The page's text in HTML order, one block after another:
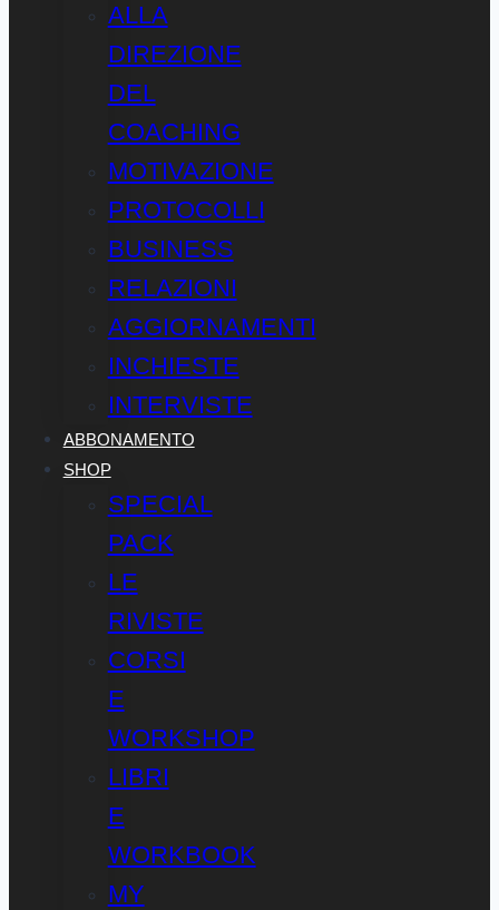
ALLA
DIREZIONE
DEL
COACHING
MOTIVAZIONE
PROTOCOLLI
BUSINESS
RELAZIONI
AGGIORNAMENTI
INCHIESTE
INTERVISTE
ABBONAMENTO
SHOP
SPECIAL
PACK
LE
RIVISTE
CORSI
E
WORKSHOP
LIBRI
E
WORKBOOK
MY